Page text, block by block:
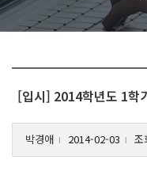
[입시] 2014학년도 1학
박경애 l 2014-02-03 l 조